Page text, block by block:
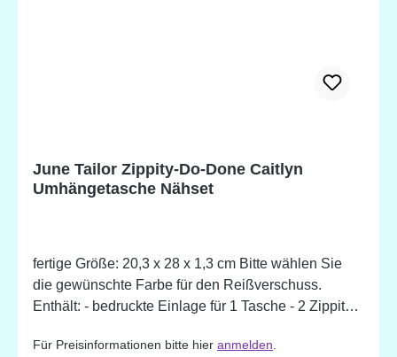
June Tailor Zippity-Do-Done Caitlyn
Umhängetasche Nähset
fertige Größe: 20,3 x 28 x 1,3 cm Bitte wählen Sie
die gewünschte Farbe für den Reißverschuss.
Enthält: - bedruckte Einlage für 1 Tasche - 2 Zippity-
Anleitung (in englisch) Sie benötigen zusätzlich: -
Für Preisinformationen bitte hier anmelden